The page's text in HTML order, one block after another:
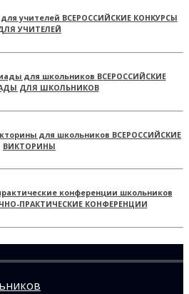
ВСЕРОССИЙСКИЕ КОНКУРСЫ
УЧИТЕЛЕЙ
ВСЕРОССИЙСКИЕ
ДЛЯ ШКОЛЬНИКОВ
ВСЕРОССИЙСКИЕ
ВИКТОРИНЫ
ПРАКТИЧЕСКИЕ КОНФЕРЕНЦИИ